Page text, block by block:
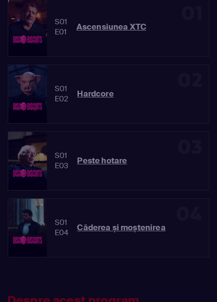
S01
E01
Ascensiunea XTC
S01
E02
Hardcore
S01
E03
Peste hotare
S01
E04
Căderea și moștenirea